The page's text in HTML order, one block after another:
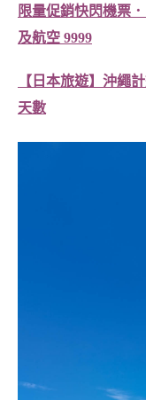
限量促銷快閃機票
及航空 9999
【日本旅遊】沖繩
天數